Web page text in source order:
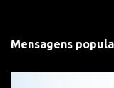
Mensagens